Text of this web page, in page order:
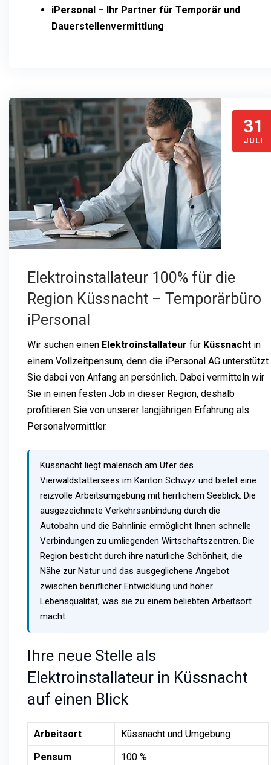
iPersonal – Ihr Partner für Temporär und
Dauerstellenvermittlung
31
JULI
Elektroinstallateur 100% für die
Region Küssnacht – Temporärbüro
iPersonal
Wir suchen einen Elektroinstallateur für Küssnacht in
einem Vollzeitpensum, denn die iPersonal AG unterstützt
Sie dabei von Anfang an persönlich. Dabei vermitteln wir
Sie in einen festen Job in dieser Region, deshalb
profitieren Sie von unserer langjährigen Erfahrung als
Personalvermittler.
Küssnacht liegt malerisch am Ufer des
Vierwaldstättersees im Kanton Schwyz und bietet eine
reizvolle Arbeitsumgebung mit herrlichem Seeblick. Die
ausgezeichnete Verkehrsanbindung durch die
Autobahn und die Bahnlinie ermöglicht Ihnen schnelle
Verbindungen zu umliegenden Wirtschaftszentren. Die
Region besticht durch ihre natürliche Schönheit, die
Nähe zur Natur und das ausgeglichene Angebot
zwischen beruflicher Entwicklung und hoher
Lebensqualität, was sie zu einem beliebten Arbeitsort
macht.
Ihre neue Stelle als
Elektroinstallateur in Küssnacht
auf einen Blick
Arbeitsort
Küssnacht und Umgebung
Pensum
100 %